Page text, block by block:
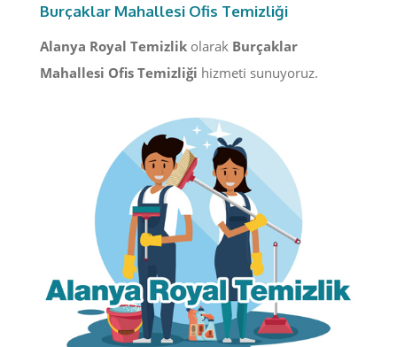
Burçaklar Mahallesi Ofis Temizliği
Alanya Royal Temizlik olarak Burçaklar
Mahallesi Ofis Temizliği hizmeti sunuyoruz.